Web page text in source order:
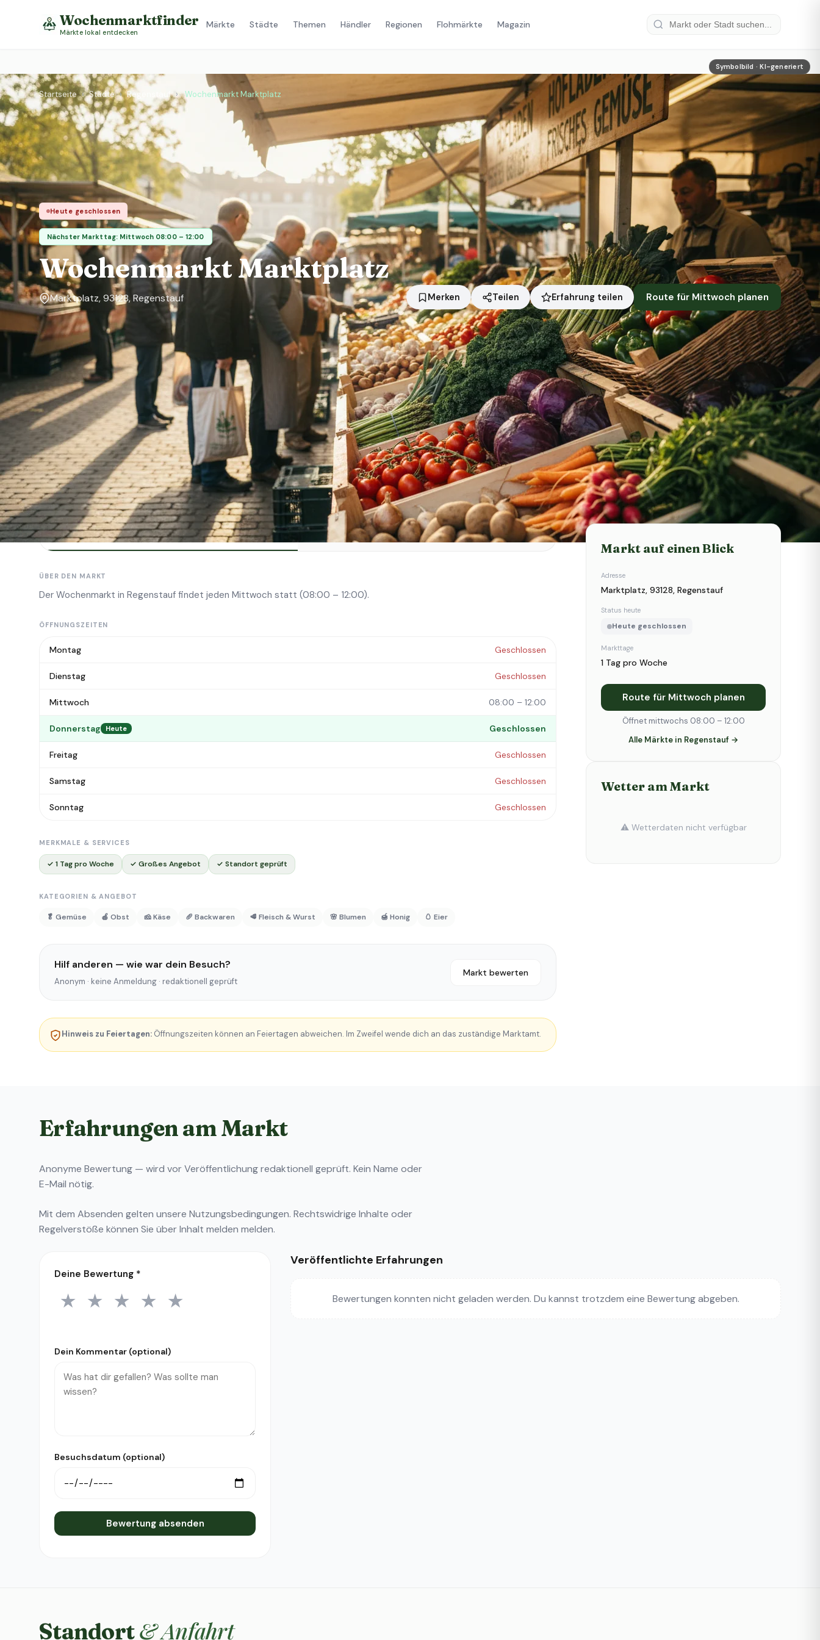
Wochenmarktfinder
Märkte lokal entdecken
Märkte Städte Themen Händler Regionen Flohmärkte Magazin
Symbolbild · KI-generiert
Startseite › Städte › Regenstauf › Wochenmarkt Marktplatz
Heute geschlossen
Nächster Markttag: Mittwoch 08:00 – 12:00
Wochenmarkt Marktplatz
Marktplatz, 93128, Regenstauf Merken Teilen Erfahrung teilen Route für Mittwoch planen
Symbolbild · KI-generiert
Markttage
Mittwoch
Standort
Regenstauf
Status heute
Heute geschlossen
Über den Markt Händler
ÜBER DEN MARKT
Der Wochenmarkt in Regenstauf findet jeden Mittwoch statt (08:00 – 12:00).
ÖFFNUNGSZEITEN
Montag Geschlossen
Dienstag Geschlossen
Mittwoch 08:00 – 12:00
Donnerstag Heute Geschlossen
Freitag Geschlossen
Samstag Geschlossen
Sonntag Geschlossen
MERKMALE & SERVICES
✓ 1 Tag pro Woche ✓ Großes Angebot ✓ Standort geprüft
KATEGORIEN & ANGEBOT
🥬 Gemüse 🍎 Obst 🧀 Käse 🥖 Backwaren 🥩 Fleisch & Wurst 🌸 Blumen 🍯 Honig 🥚 Eier
Hilf anderen — wie war dein Besuch?
Anonym · keine Anmeldung · redaktionell geprüft
Markt bewerten
Hinweis zu Feiertagen: Öffnungszeiten können an Feiertagen abweichen. Im Zweifel wende dich an das zuständige Marktamt.
Markt auf einen Blick
Adresse
Marktplatz, 93128, Regenstauf
Status heute
Heute geschlossen
Markttage
1 Tag pro Woche
Route für Mittwoch planen
Öffnet mittwochs 08:00 – 12:00
Alle Märkte in Regenstauf →
Wetter am Markt
⚠️ Wetterdaten nicht verfügbar
Erfahrungen am Markt
Anonyme Bewertung — wird vor Veröffentlichung redaktionell geprüft. Kein Name oder
E-Mail nötig.
Mit dem Absenden gelten unsere Nutzungsbedingungen. Rechtswidrige Inhalte oder
Regelverstöße können Sie überInhalt melden melden.
Deine Bewertung *
1 Stern
★ 2 Sterne
★ 3 Sterne
★ 4 Sterne
★ 5 Sterne
★
Dein Kommentar (optional)
Besuchsdatum (optional)
Bewertung absenden
Veröffentlichte Erfahrungen
Bewertungen konnten nicht geladen werden. Du kannst trotzdem eine Bewertung abgeben.
Standort& Anfahrt